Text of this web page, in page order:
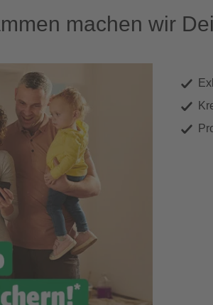
machen wir